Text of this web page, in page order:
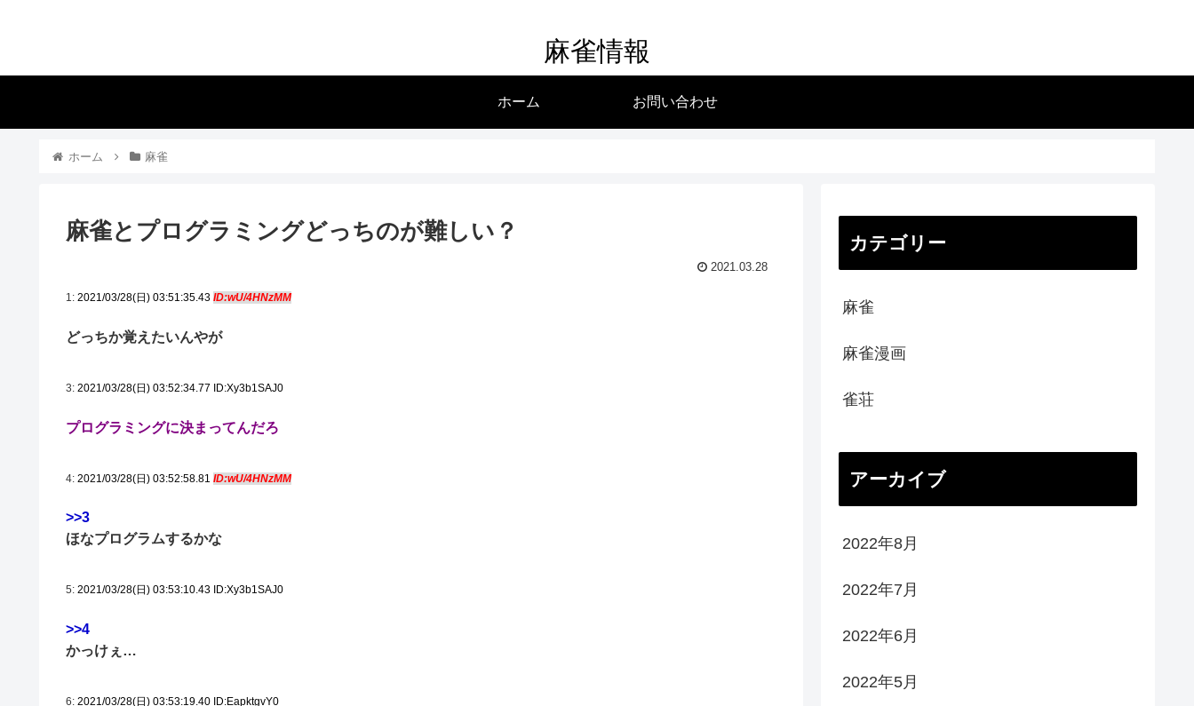
麻雀情報
ホーム お問い合わせ
ホーム 麻雀
麻雀とプログラミングどっちのが難しい？
2021.03.28
1: 2021/03/28(日) 03:51:35.43 ID:wU/4HNzMM
どっちか覚えたいんやが
3: 2021/03/28(日) 03:52:34.77 ID:Xy3b1SAJ0
プログラミングに決まってんだろ
4: 2021/03/28(日) 03:52:58.81 ID:wU/4HNzMM
>>3
ほなプログラムするかな
5: 2021/03/28(日) 03:53:10.43 ID:Xy3b1SAJ0
>>4
かっけぇ…
6: 2021/03/28(日) 03:53:19.40 ID:EapktgvY0
カテゴリー
麻雀
麻雀漫画
雀荘
アーカイブ
2022年8月
2022年7月
2022年6月
2022年5月